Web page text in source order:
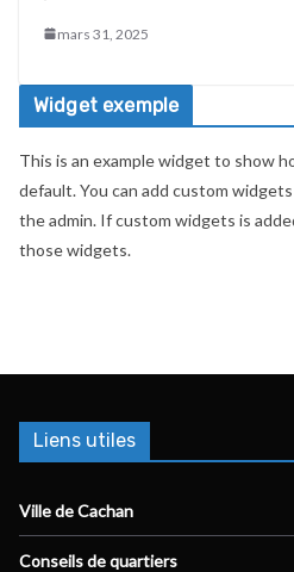
mars 31, 2025
Widget exemple
This is an example widget to show
default. You can add custom
the admin. If custom widgets is
those widgets.
Liens utiles
Ville de Cachan
Conseils de quartiers